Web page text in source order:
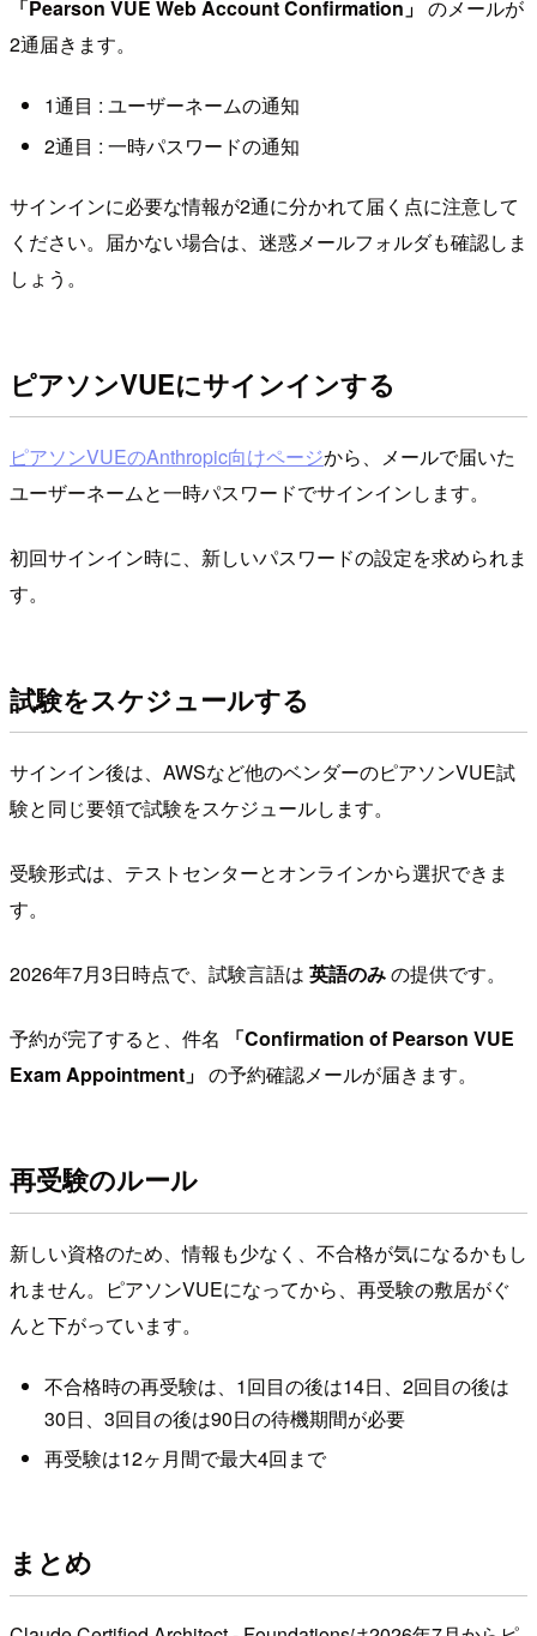
「Pearson VUE Web Account Confirmation」 のメールが
2通届きます。
1通目 : ユーザーネームの通知
2通目 : 一時パスワードの通知
サインインに必要な情報が2通に分かれて届く点に注意して
ください。届かない場合は、迷惑メールフォルダも確認しま
しょう。
ピアソンVUEにサインインする
ピアソンVUEのAnthropic向けページから、メールで届いた
ユーザーネームと一時パスワードでサインインします。
初回サインイン時に、新しいパスワードの設定を求められま
す。
試験をスケジュールする
サインイン後は、AWSなど他のベンダーのピアソンVUE試
験と同じ要領で試験をスケジュールします。
受験形式は、テストセンターとオンラインから選択できま
す。
2026年7月3日時点で、試験言語は 英語のみの提供です。
予約が完了すると、件名
「Confirmation of Pearson VUE
Exam Appointment」 の予約確認メールが届きます。
再受験のルール
新しい資格のため、情報も少なく、不合格が気になるかもし
れません。ピアソンVUEになってから、再受験の敷居がぐ
んと下がっています。
不合格時の再受験は、1回目の後は14日、2回目の後は
30日、3回目の後は90日の待機期間が必要
再受験は12ヶ月間で最大4回まで
まとめ